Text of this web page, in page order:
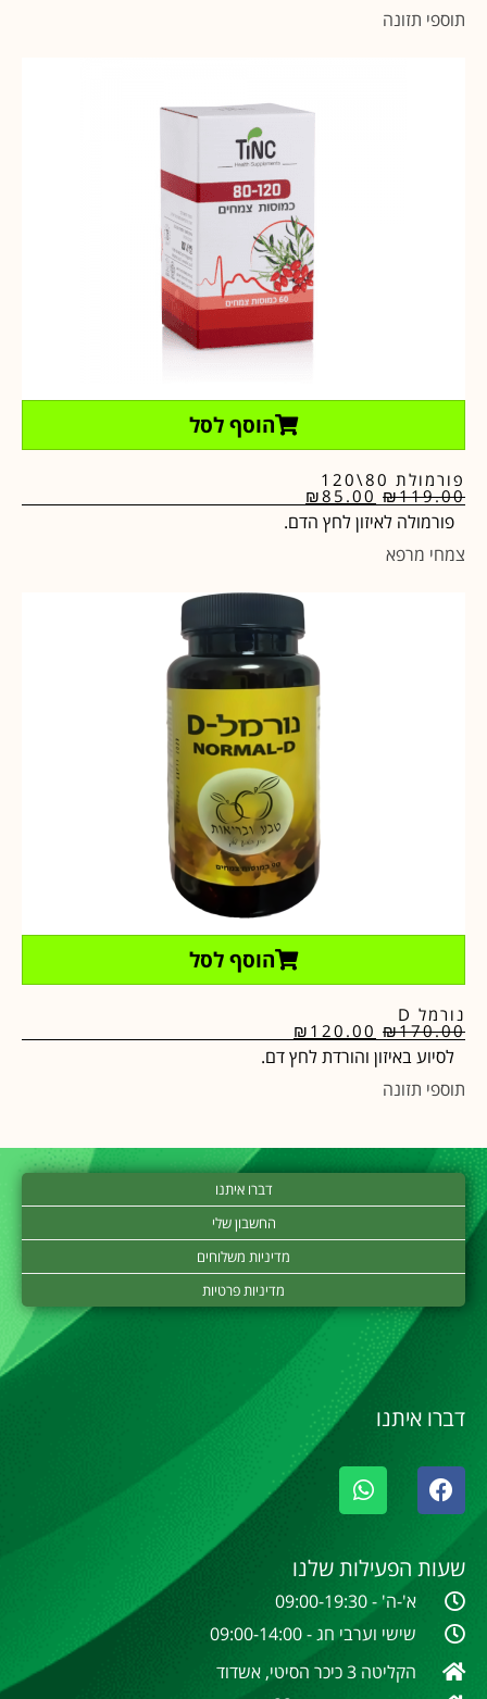
תוספי תזונה
הוסף לסל
פורמולת 80\120
₪119.00
₪85.00
פורמולה לאיזון לחץ הדם.
צמחי מרפא
הוסף לסל
נורמל D
₪170.00
₪ 120.00
לסיוע באיזון והורדת לחץ דם.
תוספי תזונה
דברו איתנו
החשבון שלי
מדיניות משלוחים
מדיניות פרטיות
דברו איתנו
שעות הפעילות שלנו
א'-ה' - 09:00-19:30
שישי וערבי חג - 09:00-14:00
הקליטה 3 כיכר הסיטי, אשדוד